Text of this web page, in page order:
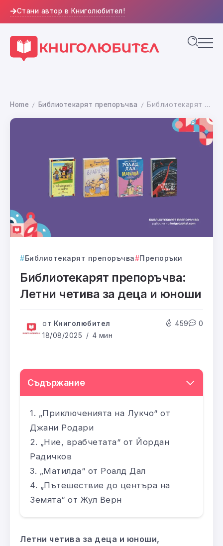
Стани автор в Книголюбител!
Home / Библиотекарят препоръчва / Библиотекарят препоръчва: Летни четива за деца и юноши
Библиотекарят препоръчва Препоръки
Библиотекарят препоръчва:
Летни четива за деца и юноши
от Книголюбител
18/08/2025
4 мин
459 0
Съдържание
„Приключенията на Лукчо“ от
Джани Родари
„Ние, врабчетата“ от Йордан
Радичков
„Матилда“ от Роалд Дал
„Пътешествие до центъра на
Земята“ от Жул Верн
Летни четива за деца и юноши,